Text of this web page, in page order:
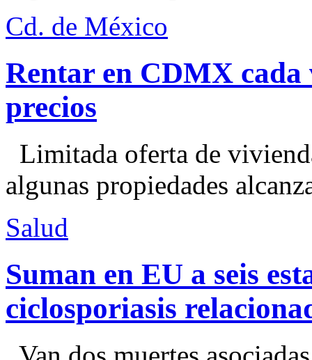
Cd. de México
Rentar en CDMX cada
precios
Limitada oferta de
algunas propiedades
Salud
Suman en EU a seis
ciclosporiasis